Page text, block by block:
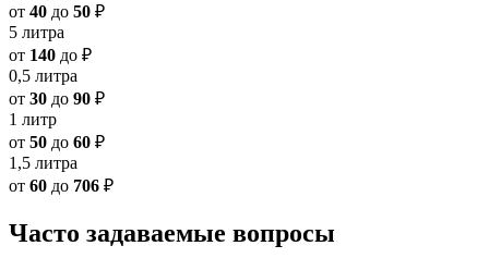
от 40 до 50 ₽
5 литра
от 140 до ₽
0,5 литра
от 30 до 90 ₽
1 литр
от 50 до 60 ₽
1,5 литра
от 60 до 706 ₽
Часто задаваемые вопросы